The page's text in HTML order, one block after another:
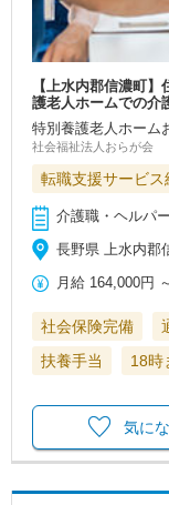
【上水内郡信濃町
護老人ホームでの介
特別養護老人ホーム
社会福祉法人おらが会
転職支援サービス
介護職・ヘルパ
長野県 上水内郡
月給 164,000円 ～
社会保険完備
扶養手当
18時
気に